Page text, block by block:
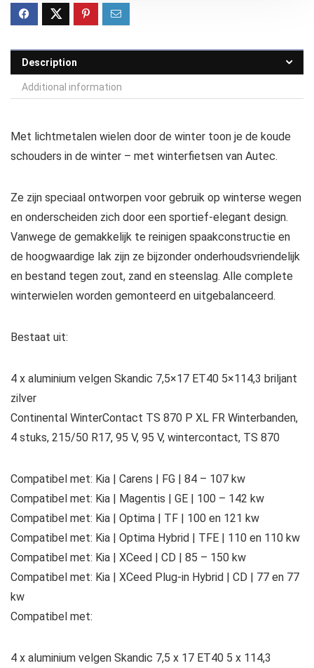
Description
Additional information
Met lichtmetalen wielen door de winter toon je de koude
schouders in de winter – met winterfietsen van Autec.
Ze zijn speciaal ontworpen voor gebruik op winterse wegen
en onderscheiden zich door een sportief-elegant design.
Vanwege de gemakkelijk te reinigen spaakconstructie en
de hoogwaardige lak zijn ze bijzonder onderhoudsvriendelijk
en bestand tegen zout, zand en steenslag. Alle complete
winterwielen worden gemonteerd en uitgebalanceerd.
Bestaat uit:
4 x aluminium velgen Skandic 7,5×17 ET40 5×114,3 briljant
zilver
Continental WinterContact TS 870 P XL FR Winterbanden,
4 stuks, 215/50 R17, 95 V, 95 V, wintercontact, TS 870
Compatibel met: Kia | Carens | FG | 84 – 107 kw
Compatibel met: Kia | Magentis | GE | 100 – 142 kw
Compatibel met: Kia | Optima | TF | 100 en 121 kw
Compatibel met: Kia | Optima Hybrid | TFE | 110 en 110 kw
Compatibel met: Kia | XCeed | CD | 85 – 150 kw
Compatibel met: Kia | XCeed Plug-in Hybrid | CD | 77 en 77
kw
Compatibel met:
4 x aluminium velgen Skandic 7,5 x 17 ET40 5 x 114,3